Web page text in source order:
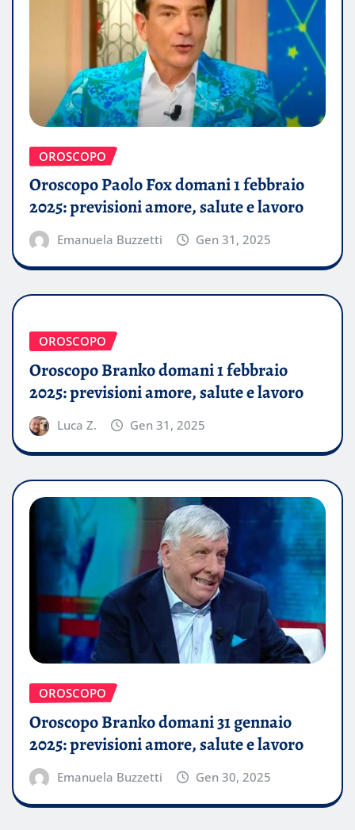
OROSCOPO
Oroscopo Paolo Fox domani 1 febbraio
2025: previsioni amore, salute e lavoro
Emanuela Buzzetti Gen 31, 2025
OROSCOPO
Oroscopo Branko domani 1 febbraio
2025: previsioni amore, salute e lavoro
Luca Z. Gen 31, 2025
OROSCOPO
Oroscopo Branko domani 31 gennaio
2025: previsioni amore, salute e lavoro
Emanuela Buzzetti Gen 30, 2025